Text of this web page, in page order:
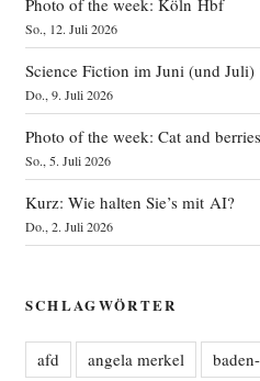
So., 12. Juli 2026
Science Fiction im Juni (und Juli)
Do., 9. Juli 2026
Photo of the week: Cat and berries
So., 5. Juli 2026
Kurz: Wie halten Sie’s mit AI?
Do., 2. Juli 2026
SCHLAGWÖRTER
afd angela merkel